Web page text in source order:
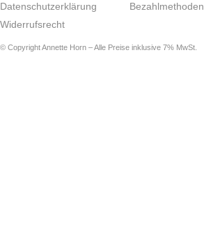
Datenschutzerklärung
Widerrufsrecht
Bezahlmethoden
© Copyright Annette Horn – Alle Preise inklusive 7% MwSt.